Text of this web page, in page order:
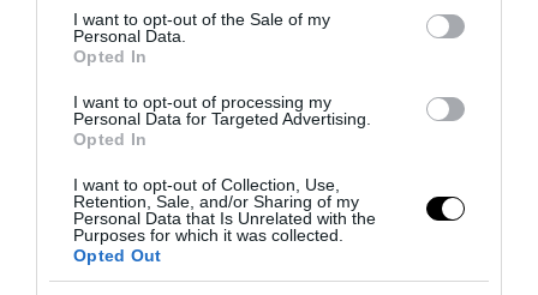
consent section.
I want to opt-out of the Sale of my
Personal Data.
Opted In
I want to opt-out of processing my
Personal Data for Targeted Advertising.
Opted In
I want to opt-out of Collection, Use,
Retention, Sale, and/or Sharing of my
Personal Data that Is Unrelated with the
Purposes for which it was collected.
Opted Out
La sinistra è così serva delle toghe da odiare persino il